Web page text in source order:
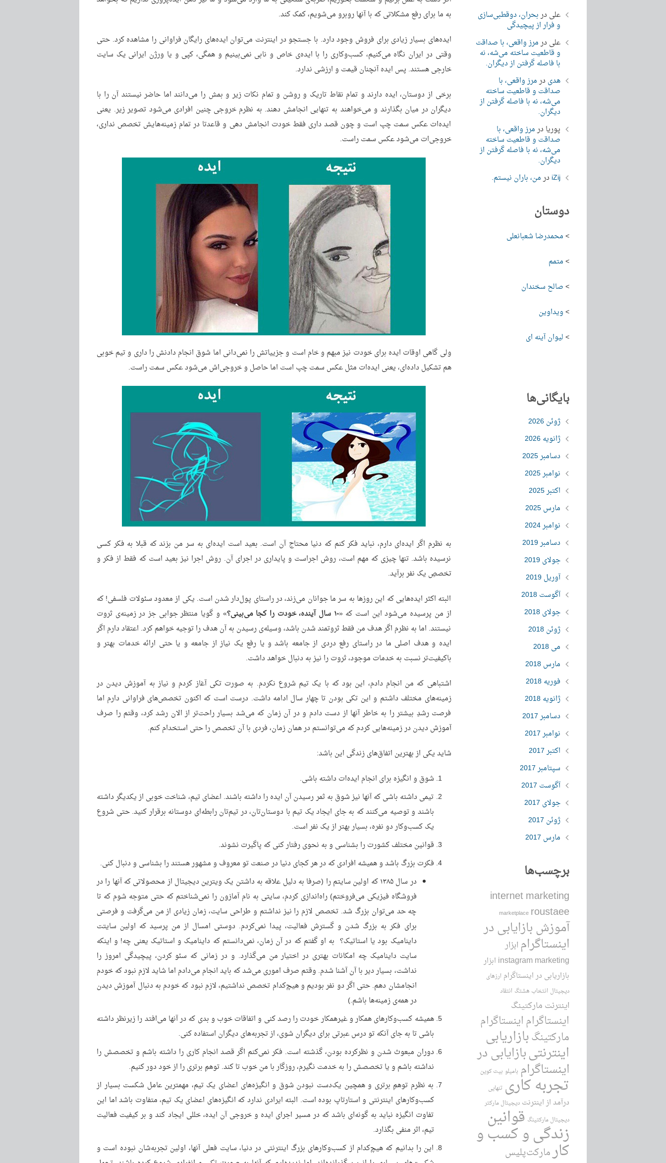
به ما برای رفع مشکلاتی که با آنها روبرو می‌شویم، کمک کند.
ایده‌های بسیار زیادی برای فروش وجود دارد. با جستجو در اینترنت می‌توان ایده‌های رایگان فراوانی را مشاهده کرد. حتی
وقتی در ایران نگاه می‌کنیم، کسب‌وکاری را با ایده‌ی خاص و نابی نمی‌بینیم و همگی، کپی و یا ورژن ایرانی یک سایت
خارجی هستند. پس ایده آنچنان قیمت و ارزشی ندارد.
برخی از دوستان، ایده دارند و تمام نقاط تاریک و روشن و تمام نکات زیر و بمش را می‌دانند اما حاضر نیستند آن را با
دیگران در میان بگذارند و می‌خواهند به تنهایی انجامش دهند. به نظرم خروجی چنین افرادی می‌شود تصویر زیر. یعنی
ایده‌ات عکس سمت چپ است و چون قصد داری فقط خودت انجامش دهی و قاعدتا در تمام زمینه‌هایش تخصص نداری،
خروجی‌ات می‌شود عکس سمت راست.
ولی گاهی اوقات ایده برای خودت نیز مبهم و خام است و جزییاتش را نمی‌دانی اما شوق انجام دادنش را داری و تیم خوبی
هم تشکیل داده‌ای، یعنی ایده‌ات مثل عکس سمت چپ است اما حاصل و خروجی‌اش می‌شود عکس سمت راست.
به نظرم اگر ایده‌ای دارم، نباید فکر کنم که دنیا محتاج آن است. بعید است ایده‌ای به سر من بزند که قبلا به فکر کسی
نرسیده باشد. تنها چیزی که مهم است، روش اجراست و پایداری در اجرای آن. روش اجرا نیز بعید است که فقط از فکر و
تخصصِ یک نفر برآید.
البته اکثر ایده‌هایی که این روزها به سر ما جوانان می‌زند، در راستای پول‌دار شدن است. یکی از معدود سئولات فلسفی! که
از من پرسیده می‌شود این است که «۱۰ سال آینده، خودت را کجا می‌بینی؟
» و گویا منتظر جوابی جز در زمینه‌ی ثروت
نیستند. اما به نظرم اگر هدف من فقط ثروتمند شدن باشد، وسیله‌ی رسیدن به آن هدف را توجیه خواهم کرد. اعتقاد دارم اگر
ایده و هدف اصلی ما در راستای رفع دردی از جامعه باشد و یا رفع یک نیاز از جامعه و یا حتی ارائه خدمات بهتر و
باکیفیت‌تر نسبت به خدمات موجود، ثروت را نیز به دنبال خواهد داشت.
اشتباهی که من انجام دادم، این بود که با یک تیم شروع نکردم. به صورت تکی آغاز کردم و نیاز به آموزش دیدن در
زمینه‌های مختلف داشتم و این تکی بودن تا چهار سال ادامه داشت. درست است که اکنون تخصص‌های فراوانی دارم اما
فرصت رشدِ بیشتر را به خاطر آنها از دست دادم و در آن زمان که می‌شد بسیار راحت‌تر از الان رشد کرد، وقتم را صرف
آموزش دیدن در زمینه‌هایی کردم که می‌توانستم در همان زمان، فردی با آن تخصص را حتی استخدام کنم.
شاید یکی از بهترین اتفاق‌های زندگی این باشد:
شوق و انگیزه برای انجام ایده‌ات داشته باشی.
تیمی داشته باشی که آنها نیز شوق به ثمر رسیدن آن ایده را داشته باشند. اعضای تیم، شناخت خوبی از یکدیگر داشته
باشند و توصیه می‌کنند که به جای ایجاد یک تیم با دوستان‌تان، در تیم‌تان رابطه‌ای دوستانه برقرار کنید. حتی شروع
یک کسب‌وکار دو نفره، بسیار بهتر از یک نفر است.
قوانین مختلف کشورت را بشناسی و به نحوی رفتار کنی که پاگیرت نشوند.
فکرت بزرگ باشد و همیشه افرادی که در هر کجای دنیا در صنعت تو معروف و مشهور هستند را بشناسی و دنبال کنی.
در سال ۱۳۸۵ که اولین سایتم را (صرفا به دلیل علاقه به داشتن یک ویترین دیجیتال از محصولاتی که آنها را در
فروشگاه فیزیکی می‌فروختم) راه‌اندازی کردم، سایتی به نام آمازون را نمی‌شناختم که حتی متوجه شوم که تا
چه حد می‌توان بزرگ شد. تخصص لازم را نیز نداشتم و طراحی سایت، زمان زیادی از من می‌گرفت و فرصتی
برای فکر به بزرگ شدن و گسترش فعالیت، پیدا نمی‌کردم. دوستی امسال از من پرسید که اولین سایتت
داینامیک بود یا استاتیک؟ به او گفتم که در آن زمان، نمی‌دانستم که داینامیک و استاتیک یعنی چه! و اینکه
سایت داینامیک چه امکانات بهتری در اختیار من می‌گذارد. و در زمانی که سئو کردن، پیچیدگی امروز را
نداشت، بسیار دیر با آن آشنا شدم. وقتم صرف اموری می‌شد که باید انجام می‌دادم اما شاید لازم نبود که خودم
انجامشان دهم. حتی اگر دو نفر بودیم و هیچ‌کدام تخصص نداشتیم، لازم نبود که خودم به دنبال آموزش دیدن
در همه‌ی زمینه‌ها باشم.)
همیشه کسب‌وکارهای همکار و غیرهمکار خودت را رصد کنی و اتفاقات خوب و بدی که در آنها می‌افتد را زیرنظر داشته
باشی تا به جای آنکه تو درس عبرتی برای دیگران شوی، از تجربه‌های دیگران استفاده کنی.
دوران مبعوث شدن و نظرکرده بودن، گذشته است. فکر نمی‌کنم اگر قصد انجام کاری را داشته باشم و تخصصش را
نداشته باشم و یا تخصصش را به خدمت نگیرم، روزگار با من خوب تا کند. توهمِ برتری را از خود دور کنیم.
به نظرم توهمِ برتری و همچین یک‌دست نبودن شوق و انگیزه‌های اعضای یک تیم، مهمترین عامل شکست بسیار از
کسب‌وکارهای اینترنتی و استارتاپ بوده است. البته ایرادی ندارد که انگیزه‌های اعضای یک تیم، متفاوت باشد اما این
تفاوت انگیزه نباید به گونه‌ای باشد که در مسیر اجرای ایده و خروجی آن ایده، خللی ایجاد کند و بر کیفیت فعالیت
تیم، اثر منفی بگذارد.
این را بدانیم که هیچ‌کدام از کسب‌وکارهای بزرگ اینترنتی در دنیا، سایت فعلی آنها، اولین تجربه‌شان نبوده است و
علی دربحران، دوقطبی‌سازی
و فرار از پیچیدگی
علی درمرز واقعی، با صداقت
و قاطعیت ساخته می‌شه، نه
با فاصله گرفتن از دیگران.
هدی درمرز واقعی، با
صداقت و قاطعیت ساخته
می‌شه، نه با فاصله گرفتن از
دیگران.
پوریا درمرز واقعی، با
صداقت و قاطعیت ساخته
می‌شه، نه با فاصله گرفتن از
دیگران.
iZij درمن، باران نیستم.
دوستان
>محمدرضا شعبانعلی
>متمم
>صالح سخندان
>ویداوین
>لیوان آینه ای
بایگانی‌ها
ژوئن 2026
ژانویه 2026
دسامبر 2025
نوامبر 2025
اکتبر 2025
مارس 2025
نوامبر 2024
دسامبر 2019
جولای 2019
آوریل 2019
آگوست 2018
جولای 2018
ژوئن 2018
می 2018
مارس 2018
فوریه 2018
ژانویه 2018
دسامبر 2017
نوامبر 2017
اکتبر 2017
سپتامبر 2017
آگوست 2017
جولای 2017
ژوئن 2017
مارس 2017
برچسب‌ها
internet marketing
marketplace roustaee
آموزش بازایابی در
اینستاگرام ابزار
instagram marketing ابزار
بازاریابی در اینستاگرام ارزهای
دیجیتال انتخاب هشتگ انتقاد
اینترنت مارکتینگ
اینستاگراماینستاگرام
مارکتینگبازاریابی
اینترنتیبازایابی در
اینستاگرام بامیلو بیت کوین
تجربه کاری تنهایی
درآمد از اینترنت دیجیتال مارکتر
دیجیتال مارکتینگ قوانین
زندگی و کسب و
کارمارکت‌پلیس